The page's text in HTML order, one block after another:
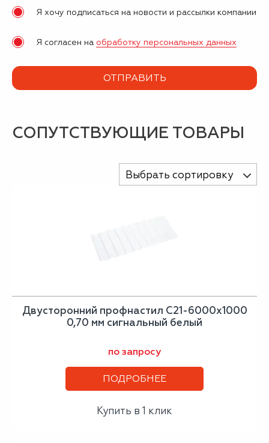
Я хочу подписаться на новости и рассылки компании
Я согласен на обработку персональных данных
СОПУТСТВУЮЩИЕ ТОВАРЫ
Выбрать сортировку
Двусторонний профнастил С21-6000х1000
0,70 мм сигнальный белый
по запросу
ПОДРОБНЕЕ
Купить в 1 клик